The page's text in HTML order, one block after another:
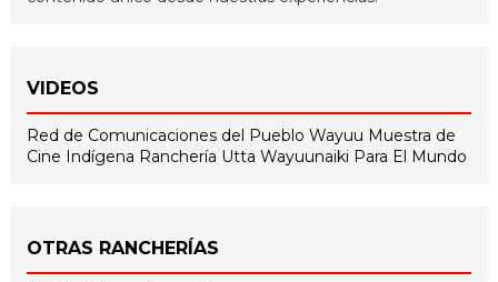
VIDEOS
Red de Comunicaciones del Pueblo Wayuu Muestra de
Cine Indígena Ranchería Utta Wayuunaiki Para El Mundo
OTRAS RANCHERÍAS